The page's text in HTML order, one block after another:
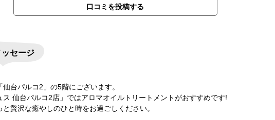
口コミを投稿する
セージ
台パルコ2」の5階にございます。
ス 仙台パルコ2店」ではアロマオイルトリートメントがおすすめです!
贅沢な癒やしのひと時をお過ごしください。